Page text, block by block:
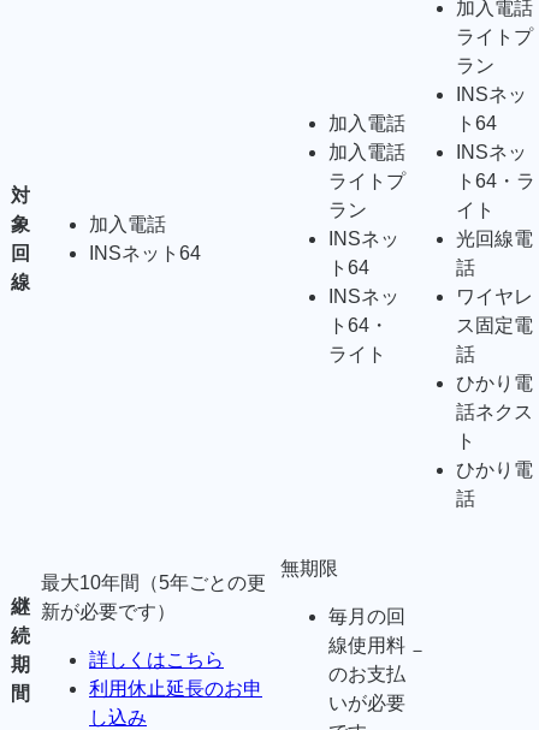
対
象
回
線
加入電話
INSネット64
加入電話
加入電話
ライトプ
ラン
INSネッ
ト64
INSネッ
ト64・
ライト
加入電話
ライトプ
ラン
INSネッ
ト64
INSネッ
ト64・ラ
イト
光回線電
話
ワイヤレ
ス固定電
話
ひかり電
話ネクス
ト
ひかり電
話
継
続
期
間
最大10年間（5年ごとの更
新が必要です）
詳しくはこちら
利用休止延長のお申
し込み
無期限
毎月の回
線使用料
のお支払
いが必要
－